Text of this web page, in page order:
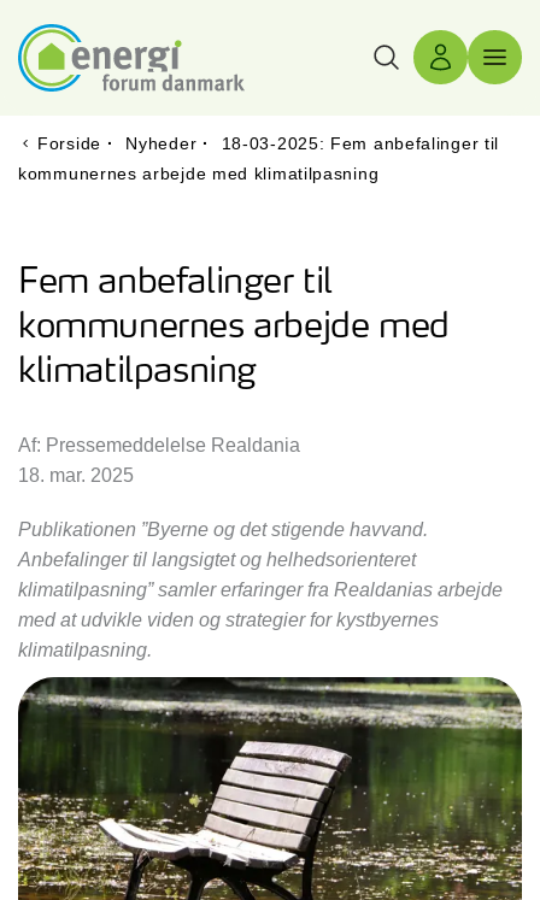
Søg Log ind
Forside · Nyheder ·
18-03-2025: Fem anbefalinger til
kommunernes arbejde med klimatilpasning
Fem anbefalinger til
kommunernes arbejde med
klimatilpasning
Af: Pressemeddelelse Realdania
18. mar. 2025
Publikationen ”Byerne og det stigende havvand.
Anbefalinger til langsigtet og helhedsorienteret
klimatilpasning” samler erfaringer fra Realdanias arbejde
med at udvikle viden og strategier for kystbyernes
klimatilpasning.